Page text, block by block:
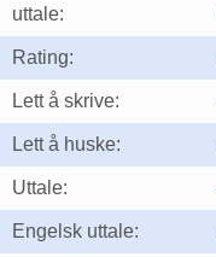
uttale:
Rating:
Lett å skrive:
Lett å huske:
Uttale:
Engelsk uttale: